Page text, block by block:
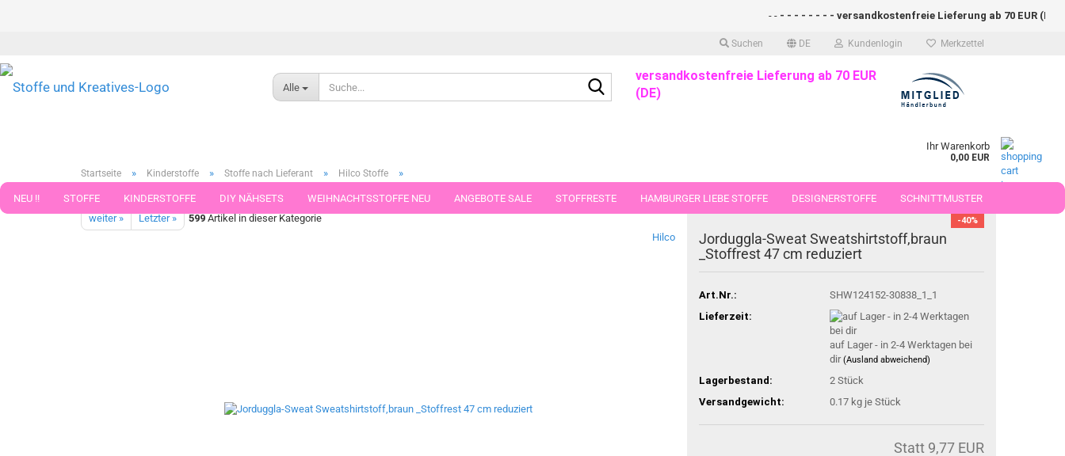
Suchen DE Kundenlogin Merkzettel
- - - - - - - - versandkostenfreie Lieferung ab 70 EUR
Alle
Suche...versandkostenfreie Lieferung ab 70 EUR
(DE)
Ihr Warenkorb
0,00 EUR
NEU !! STOFFE KINDERSTOFFE DIY NÄHSETS WEIHNACHTSSTOFFE NEU ANGEBOTE SALE STOFFRESTE HAMBURGER LIEBE STOFFE DESIGNERSTOFFE SCHNITTMUSTER
WEBBAND WEBBÄNDER NÄHZUBEHÖR STOFFE IN STÜCKEN VON 25 UND 50 CM
Startseite » Kinderstoffe » Stoffe nach Lieferant » Hilco Stoffe »
weiter » Letzter » 599 Artikel in dieser Kategorie
Hilco
-40%
Jorduggla-Sweat Sweatshirtstoff,braun
_Stoffrest 47 cm reduziert
Art.Nr.:
SHW124152-30838_1_1
Lieferzeit:
auf Lager - in 2-4 Werktagen bei
dir(Ausland abweichend)
Lagerbestand: 2 Stück
Versandgewicht:
0.17 kg je Stück
Statt 9,77 EUR